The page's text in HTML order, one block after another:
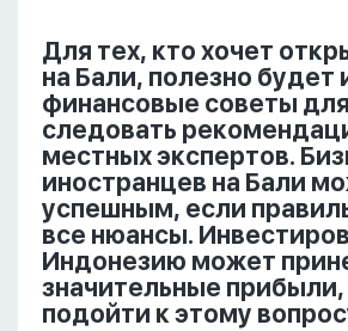
Для тех, кто хочет
на Бали, полезно будет
финансовые советы
следовать
местных экспертов.
иностранцев на Бали
успешным, если
все нюансы.
Индонезию может
значительные
подойти к этому